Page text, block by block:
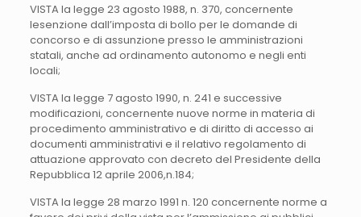
VISTA la legge 23 agosto 1988, n. 370, concernente
lesenzione dall’imposta di bollo per le domande di
concorso e di assunzione presso le amministrazioni
statali, anche ad ordinamento autonomo e negli enti
locali;
VISTA la legge 7 agosto 1990, n. 241 e successive
modificazioni, concernente nuove norme in materia di
procedimento amministrativo e di diritto di accesso ai
documenti amministrativi e il relativo regolamento di
attuazione approvato con decreto del Presidente della
Repubblica 12 aprile 2006,n.184;
VISTA la legge 28 marzo 1991 n. 120 concernente norme a